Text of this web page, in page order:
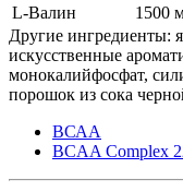
L-Валин
1500
Другие ингредиенты:
искусственные
монокалийфосфат,
порошок из сока
ВСАА
BCAA Complex